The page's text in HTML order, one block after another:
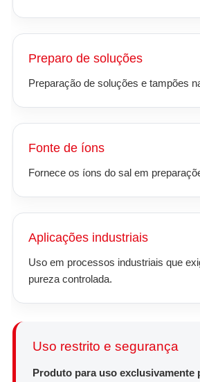
Preparo de soluções
Preparação de soluções e tampões
Fonte de íons
Fornece os íons do sal em
Aplicações industriais
Uso em processos industriais que
pureza controlada.
Uso restrito e segurança
Produto para uso exclusivamente